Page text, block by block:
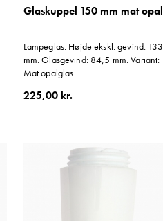
Glaskuppel 150 mm mat opal
Lampeglas. Højde ekskl. gevind: 133
mm. Glasgevind: 84,5 mm. Variant:
Mat opalglas.
225,00 kr.